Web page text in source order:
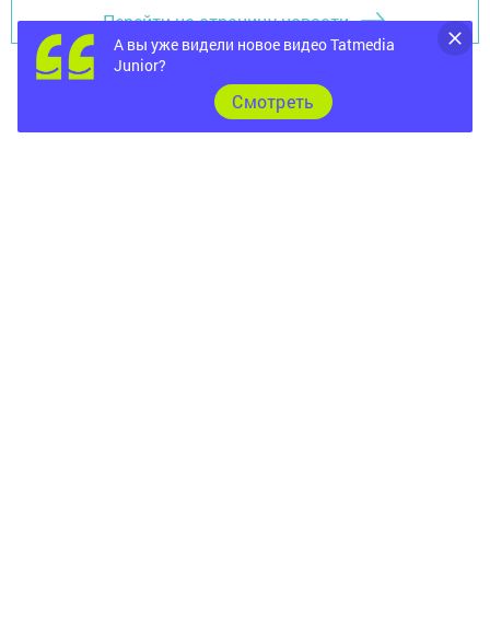
Перейти на страницу новости
А вы уже видели новое видео Tatmedia
Junior?
Cмотреть